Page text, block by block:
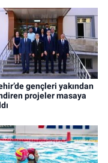
gençleri yakından
projeler masaya